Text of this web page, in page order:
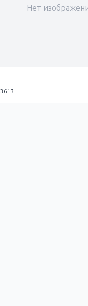
Нет
3613